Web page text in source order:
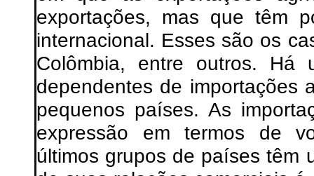
exportações, mas que têm
internacional. Esses são os
Colômbia, entre outros.
dependentes de importações
pequenos países. As
expressão em termos de
últimos grupos de países têm